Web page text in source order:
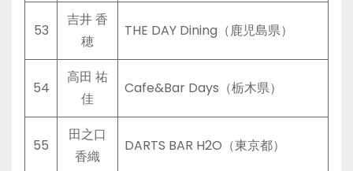
53
吉井 香
穂
THE DAY Dining（鹿児島県）
54
高田 祐
佳
Cafe&Bar Days（栃木県）
55
田之口
香織
DARTS BAR H2O（東京都）